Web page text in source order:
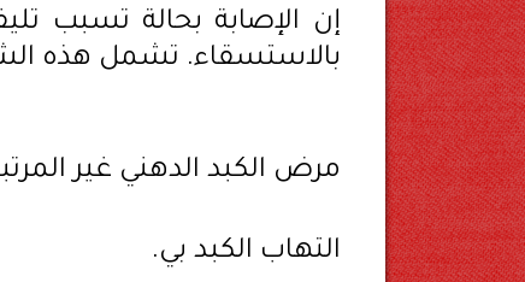
إن الإصابة بحالة تسبب
بالاستسقاء. تشمل هذه
مرض الكبد الدهني غير
التهاب الكبد بي.